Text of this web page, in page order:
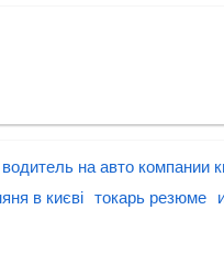
водитель на авто компании
в києві токарь резюме